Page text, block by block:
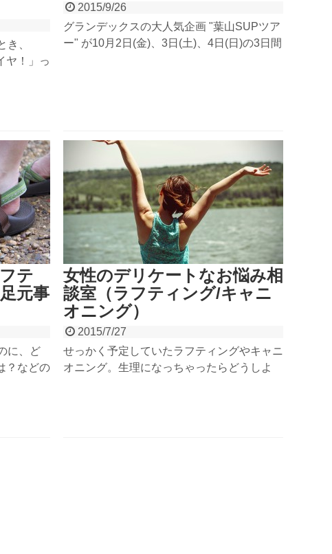
き、
ヤ！」っ
2015/9/26
グランデックスの大人気企画 "葉山SUPツア
ー" が10月2日(金)、3日(土)、4日(日)の3日間
テ
元事
に、ど
？などの
女性のデリケートなお悩み相
談室（ラフティング/キャニ
オニング）
2015/7/27
せっかく予定していたラフティングやキャニ
オニング。生理になっちゃったらどうしよ